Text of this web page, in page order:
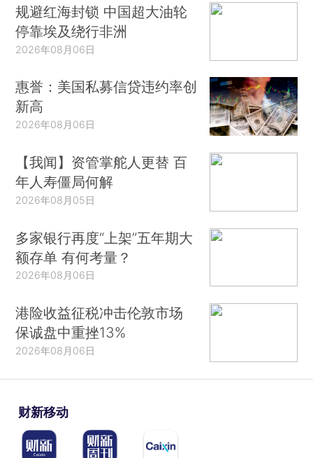
规避红海封锁 中国超大油轮
停靠埃及绕行非洲
2026年08月06日
惠誉：美国私募信贷违约率创
新高
2026年08月06日
【我闻】资管掌舵人更替 百
年人寿僵局何解
2026年08月05日
多家银行再度“上架”五年期大
额存单 有何考量？
2026年08月06日
港险收益征税冲击伦敦市场
保诚盘中重挫13%
2026年08月06日
财新移动